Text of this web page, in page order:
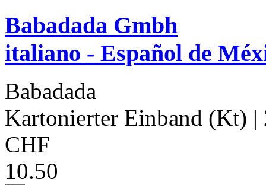
Babadada Gmbh
italiano - Español de
Babadada
Kartonierter Einband (Kt) |
CHF
10.50